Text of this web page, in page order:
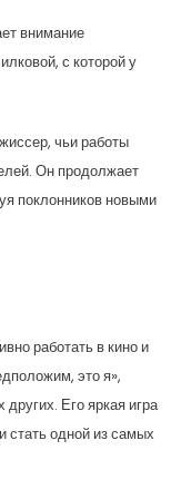
внимание
с которой у
чьи работы
Он продолжает
поклонников новыми
работать в кино и
это я»,
Его яркая игра
стать одной из самых